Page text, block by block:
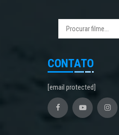
CONTATO
[email protected]